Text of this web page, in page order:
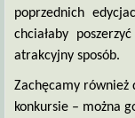
poprzednich
chciałaby
atrakcyjny sposób.
Zachęcamy
konkursie – można